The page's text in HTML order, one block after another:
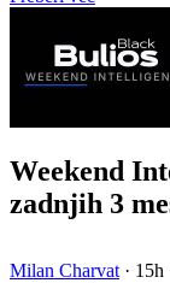
Weekend
zadnjih 3
Milan Charvat · 15h